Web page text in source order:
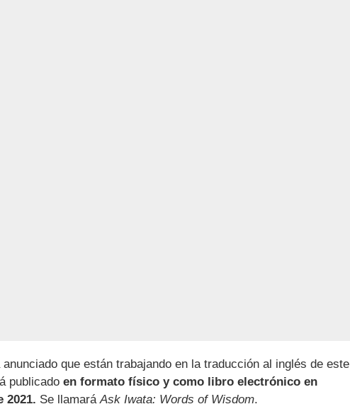
que están trabajando en la traducción al inglés de este
publicado en formato físico y como libro electrónico en
2021. Se llamaráAsk Iwata: Words of Wisdom.